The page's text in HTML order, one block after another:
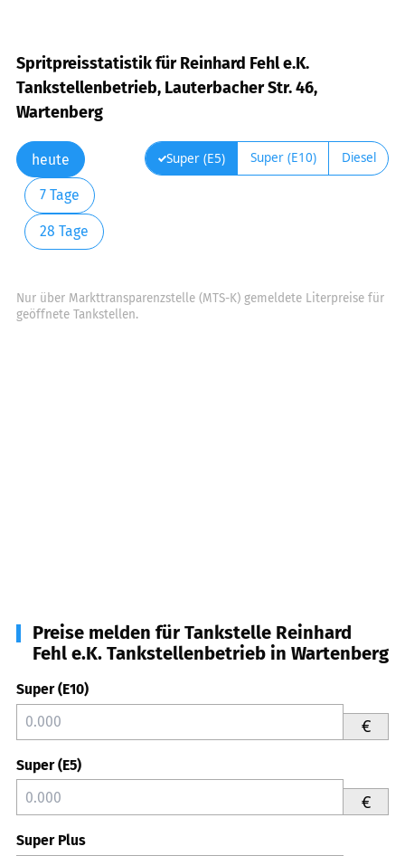
Spritpreisstatistik für Reinhard Fehl e.K.
Tankstellenbetrieb, Lauterbacher Str. 46,
Wartenberg
heute
7 Tage
28 Tage
Super (E5) Super (E10) Diesel
Nur über Markttransparenzstelle (MTS-K) gemeldete Literpreise für
geöffnete Tankstellen.
Preise melden für Tankstelle Reinhard
Fehl e.K. Tankstellenbetrieb in Wartenberg
Super (E10)
€
Super (E5)
€
Super Plus